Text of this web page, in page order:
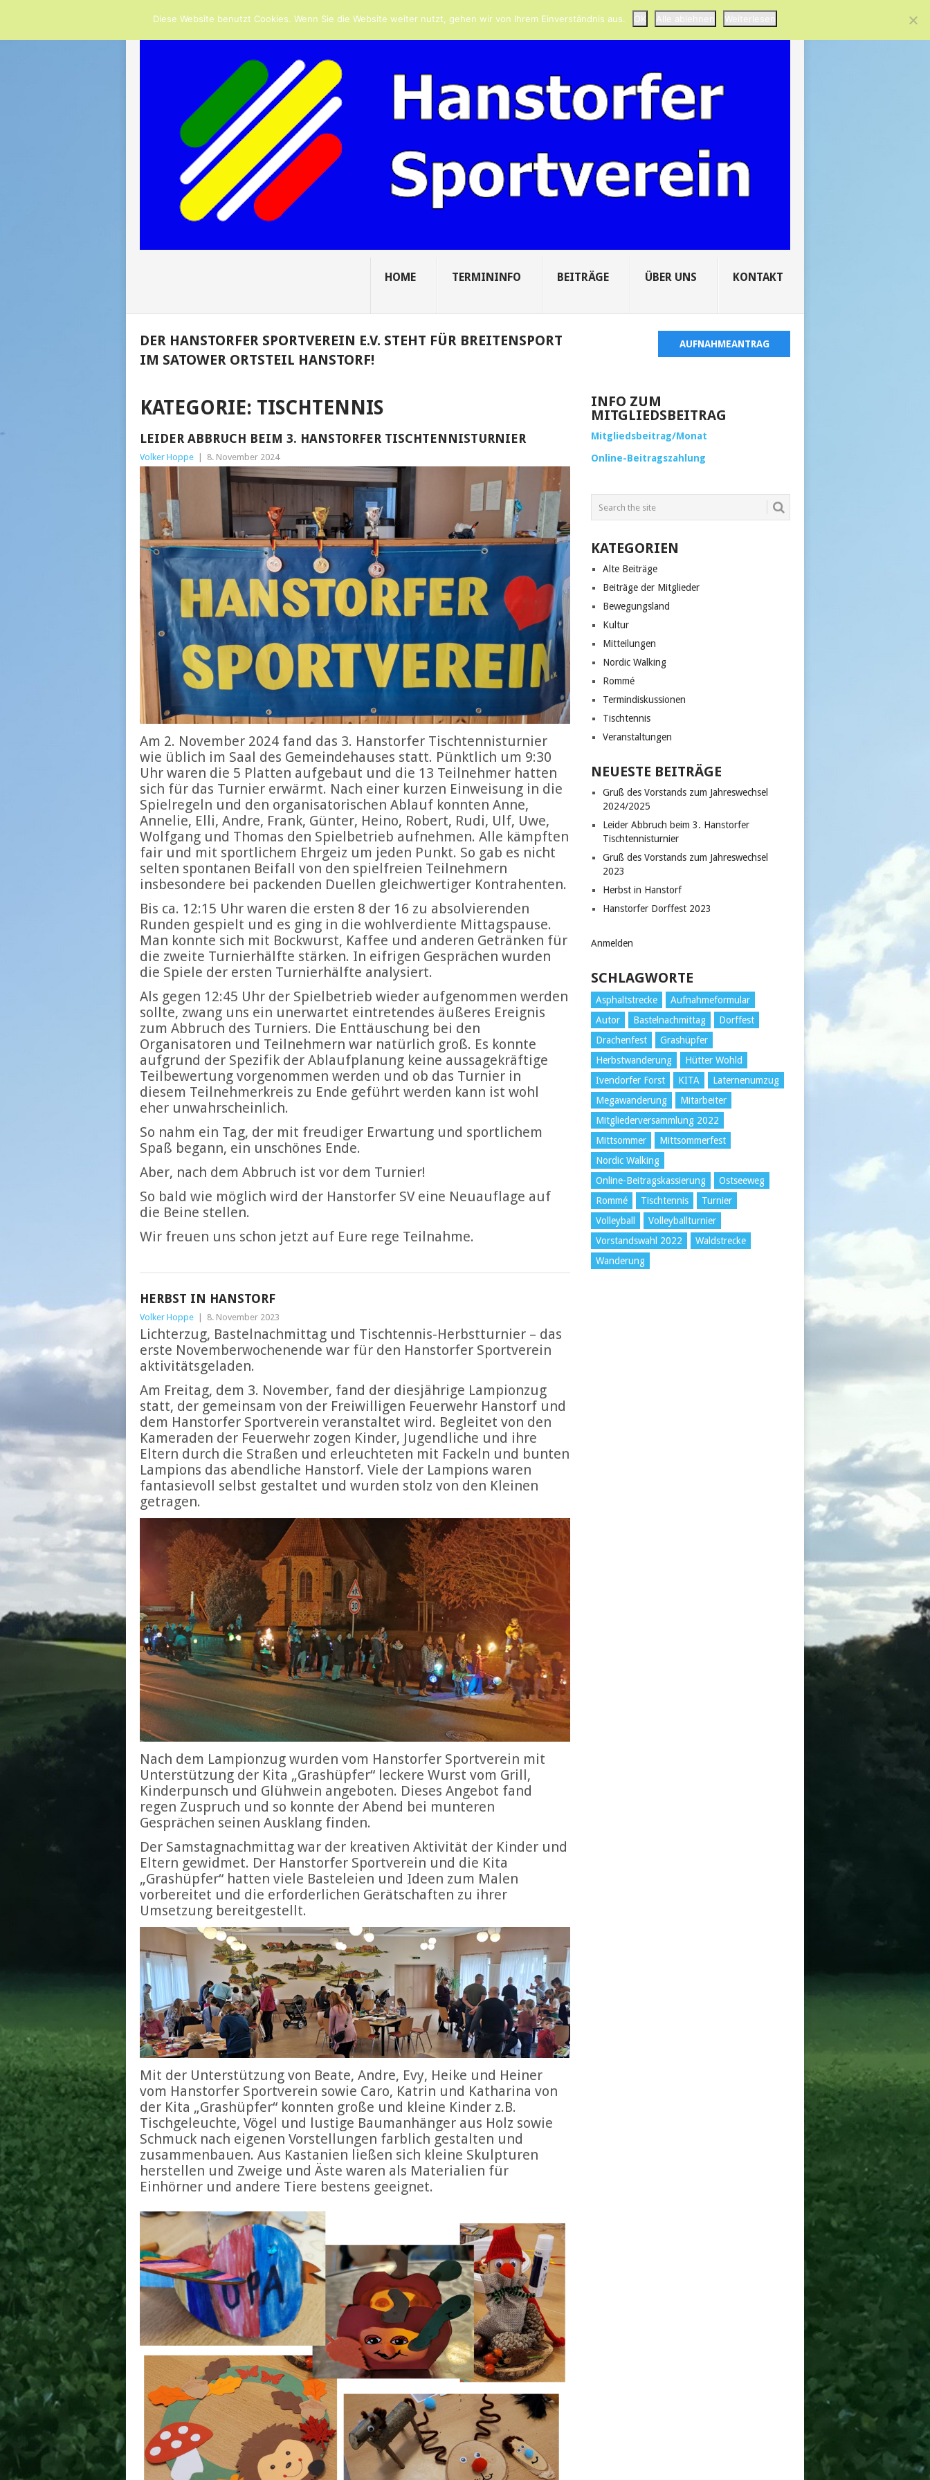
HERBST IN HANSTORF
HOME TERMININFO BEITRÄGE ÜBER UNS KONTAKT
DER HANSTORFER SPORTVEREIN E.V. STEHT FÜR BREITENSPORT
IM SATOWER ORTSTEIL HANSTORF!
AUFNAHMEANTRAG
KATEGORIE: TISCHTENNIS
LEIDER ABBRUCH BEIM 3. HANSTORFER TISCHTENNISTURNIER
Volker Hoppe 8. November 2024
Am 2. November 2024 fand das 3. Hanstorfer Tischtennisturnier
wie üblich im Saal des Gemeindehauses statt. Pünktlich um 9:30
Uhr waren die 5 Platten aufgebaut und die 13 Teilnehmer hatten
sich für das Turnier erwärmt. Nach einer kurzen Einweisung in die
Spielregeln und den organisatorischen Ablauf konnten Anne,
Annelie, Elli, Andre, Frank, Günter, Heino, Robert, Rudi, Ulf, Uwe,
Wolfgang und Thomas den Spielbetrieb aufnehmen. Alle kämpften
fair und mit sportlichem Ehrgeiz um jeden Punkt. So gab es nicht
selten spontanen Beifall von den spielfreien Teilnehmern
insbesondere bei packenden Duellen gleichwertiger Kontrahenten.
Bis ca. 12:15 Uhr waren die ersten 8 der 16 zu absolvierenden
Runden gespielt und es ging in die wohlverdiente Mittagspause.
Man konnte sich mit Bockwurst, Kaffee und anderen Getränken für
die zweite Turnierhälfte stärken. In eifrigen Gesprächen wurden
die Spiele der ersten Turnierhälfte analysiert.
Als gegen 12:45 Uhr der Spielbetrieb wieder aufgenommen werden
sollte, zwang uns ein unerwartet eintretendes äußeres Ereignis
zum Abbruch des Turniers. Die Enttäuschung bei den
Organisatoren und Teilnehmern war natürlich groß. Es konnte
aufgrund der Spezifik der Ablaufplanung keine aussagekräftige
Teilbewertung vorgenommen werden und ob das Turnier in
diesem Teilnehmerkreis zu Ende geführt werden kann ist wohl
eher unwahrscheinlich.
So nahm ein Tag, der mit freudiger Erwartung und sportlichem
Spaß begann, ein unschönes Ende.
Aber, nach dem Abbruch ist vor dem Turnier!
So bald wie möglich wird der Hanstorfer SV eine Neuauflage auf
die Beine stellen.
Wir freuen uns schon jetzt auf Eure rege Teilnahme.
HERBST IN HANSTORF
Volker Hoppe 8. November 2023
Lichterzug, Bastelnachmittag und Tischtennis-Herbstturnier – das
erste Novemberwochenende war für den Hanstorfer Sportverein
aktivitätsgeladen.
Am Freitag, dem 3. November, fand der diesjährige Lampionzug
statt, der gemeinsam von der Freiwilligen Feuerwehr Hanstorf und
dem Hanstorfer Sportverein veranstaltet wird. Begleitet von den
Kameraden der Feuerwehr zogen Kinder, Jugendliche und ihre
Eltern durch die Straßen und erleuchteten mit Fackeln und bunten
Lampions das abendliche Hanstorf. Viele der Lampions waren
fantasievoll selbst gestaltet und wurden stolz von den Kleinen
getragen.
Nach dem Lampionzug wurden vom Hanstorfer Sportverein mit
Unterstützung der Kita „Grashüpfer“ leckere Wurst vom Grill,
Kinderpunsch und Glühwein angeboten. Dieses Angebot fand
regen Zuspruch und so konnte der Abend bei munteren
Gesprächen seinen Ausklang finden.
Der Samstagnachmittag war der kreativen Aktivität der Kinder und
Eltern gewidmet. Der Hanstorfer Sportverein und die Kita
„Grashüpfer“ hatten viele Basteleien und Ideen zum Malen
vorbereitet und die erforderlichen Gerätschaften zu ihrer
Umsetzung bereitgestellt.
Mit der Unterstützung von Beate, Andre, Evy, Heike und Heiner
vom Hanstorfer Sportverein sowie Caro, Katrin und Katharina von
der Kita „Grashüpfer“ konnten große und kleine Kinder z.B.
Tischgeleuchte, Vögel und lustige Baumanhänger aus Holz sowie
Schmuck nach eigenen Vorstellungen farblich gestalten und
zusammenbauen. Aus Kastanien ließen sich kleine Skulpturen
herstellen und Zweige und Äste waren als Materialien für
Einhörner und andere Tiere bestens geeignet.
INFO ZUM
MITGLIEDSBEITRAG
Mitgliedsbeitrag/Monat
Online-Beitragszahlung
KATEGORIEN
Alte Beiträge
Beiträge der Mitglieder
Bewegungsland
Kultur
Mitteilungen
Nordic Walking
Rommé
Termindiskussionen
Tischtennis
Veranstaltungen
NEUESTE BEITRÄGE
Gruß des Vorstands zum Jahreswechsel
2024/2025
Leider Abbruch beim 3. Hanstorfer
Tischtennisturnier
Gruß des Vorstands zum Jahreswechsel
2023
Herbst in Hanstorf
Hanstorfer Dorffest 2023
Anmelden
SCHLAGWORTE
Asphaltstrecke
Aufnahmeformular
Autor
Bastelnachmittag
Dorffest
Drachenfest
Grashüpfer
Herbstwanderung
Hütter Wohld
Ivendorfer Forst
KITA
Laternenumzug
Megawanderung
Mitarbeiter
Mitgliederversammlung 2022
Mittsommer
Mittsommerfest
Nordic Walking
Online-Beitragskassierung
Ostseeweg
Rommé
Tischtennis
Turnier
Volleyball
Volleyballturnier
Vorstandswahl 2022
Waldstrecke
Wanderung
Diese Website benutzt Cookies. Wenn Sie die Website weiter nutzt, gehen wir von Ihrem Einverständnis aus. OK Alle ablehnen Weiterlesen